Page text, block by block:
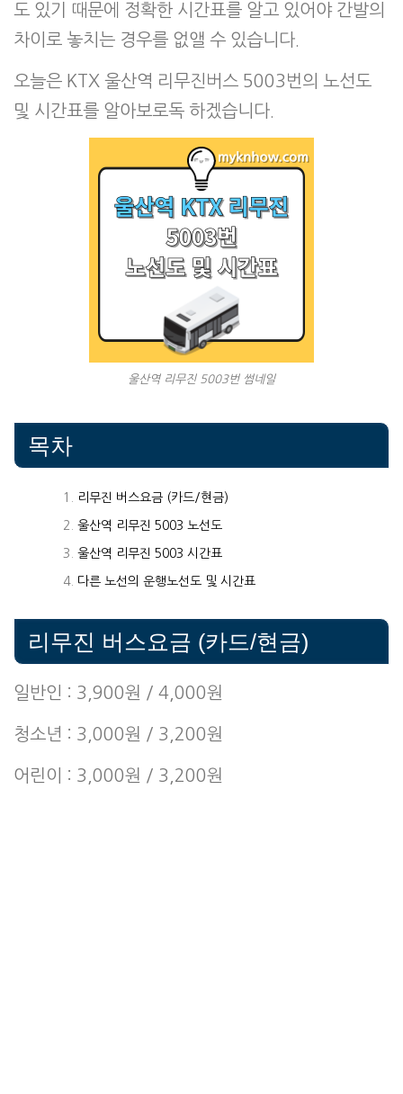
도 있기 때문에 정확한 시간표를 알고 있어야 간발의
차이로 놓치는 경우를 없앨 수 있습니다.
오늘은 KTX 울산역 리무진버스 5003번의 노선도
및 시간표를 알아보로독 하겠습니다.
울산역 리무진 5003번 썸네일
목차
리무진 버스요금 (카드/현금)
울산역 리무진 5003 노선도
울산역 리무진 5003 시간표
다른 노선의 운행노선도 및 시간표
리무진 버스요금 (카드/현금)
일반인 : 3,900원 / 4,000원
청소년 : 3,000원 / 3,200원
어린이 : 3,000원 / 3,200원